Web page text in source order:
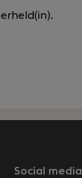
Social media